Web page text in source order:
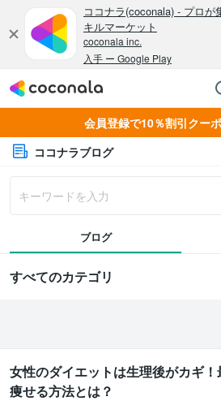
会員登録で10％割引クー
ココナラブログ
ブログ
すべてのカテゴリ
女性のダイエットは生理後がカギ！
痩せる方法とは？